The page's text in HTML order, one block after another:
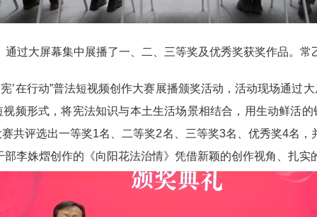
通过大屏幕集中展播了一、二、三等奖及优秀奖获奖作品。常
’在行动”普法短视频创作大赛展播颁奖活动，活动现场通过
频形式，将宪法知识与本土生活场景相结合，用生动鲜活
共评选出一等奖1名、二等奖2名、三等奖3名、优秀奖4名，
李姝熠创作的《向阳花法治情》凭借新颖的创作视角、扎实